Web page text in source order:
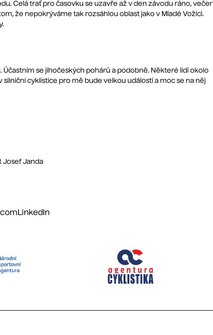
Celá trať pro časovku se uzavře až v den závodu ráno, večer
že nepokrýváme tak rozsáhlou oblast jako v Mladé Vožici.
se jihočeských pohárů a podobně. Některé lidi okolo
cyklistice pro mě bude velkou událostí a moc se na něj
Josef Janda
LinkedIn